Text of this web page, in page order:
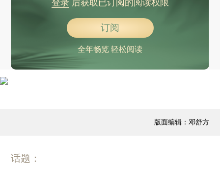
登录后获取已订阅的阅读权限
订阅
全年畅览 轻松阅读
版面编辑：邓舒方
话题：